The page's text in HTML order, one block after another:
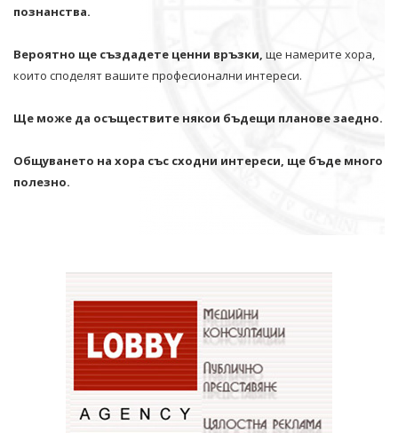
познанства.
Вероятно ще създадете ценни връзки, ще намерите хора,
които споделят вашите професионални интереси.
Ще може да осъществите някои бъдещи планове заедно.
Общуването на хора със сходни интереси, ще бъде много
полезно.